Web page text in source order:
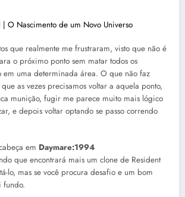
| O Nascimento de um Novo Universo
que realmente me frustraram, visto que não é
o próximo ponto sem matar todos os
em uma determinada área. O que não faz
as vezes precisamos voltar a aquela ponto,
munição, fugir me parece muito mais lógico
e depois voltar optando se passo correndo
em Daymare:1994
que encontrará mais um clone de Resident
lo, mas se você procura desafio e um bom
fundo.